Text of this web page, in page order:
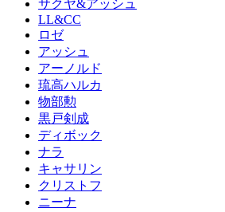
サクヤ&アッシュ
LL&CC
ロゼ
アッシュ
アーノルド
琉高ハルカ
物部勲
黒戸剣成
ディボック
ナラ
キャサリン
クリストフ
ニーナ